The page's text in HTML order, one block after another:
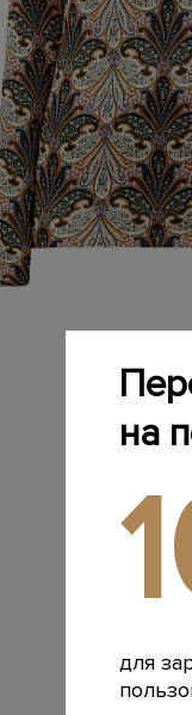
на
для